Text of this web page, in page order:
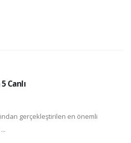
Canlı
gerçekleştirilen en önemli